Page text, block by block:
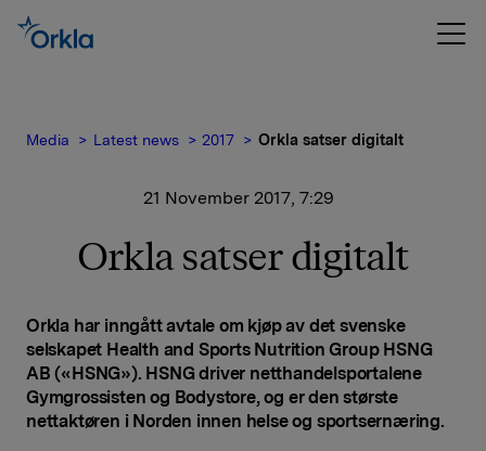
Media Latest news 2017 Orkla satser digitalt
21 November 2017, 7:29
Orkla satser digitalt
Orkla har inngått avtale om kjøp av det svenske
selskapet Health and Sports Nutrition Group HSNG
AB («HSNG»). HSNG driver netthandelsportalene
Gymgrossisten og Bodystore, og er den største
nettaktøren i Norden innen helse og sportsernæring.